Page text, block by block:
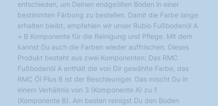
entschieden, um Deinen endgeölten Boden in einer
bestimmten Färbung zu bestellen. Damit die Farbe lange
erhalten bleibt, empfehlen wir unser Rubio Fußbodenöl A
+ B Komponente für die Reinigung und Pflege. Mit dem
kannst Du auch die Farben wieder auffrischen. Dieses
Produkt besteht aus zwei Komponenten: Das RMC
Fußbodenöl A enthält die von Dir gewählte Farbe, das
RMC Öl Plus B ist der Beschleuniger. Das mischt Du in
einem Verhältnis von 3 (Komponente A) zu 1
(Komponente B). Am besten reinigst Du den Boden